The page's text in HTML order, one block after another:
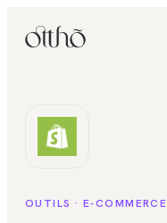
OUTILS · E-COMMERCE